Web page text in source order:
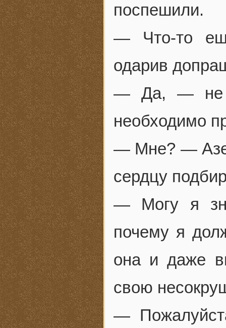
поспешили.
— Что-то
одарив
— Да, — не
необходимо
— Мне? —
сердцу
— Могу я
почему я
она и даже
свою
—